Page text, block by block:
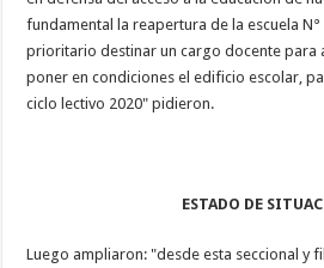
fundamental la reapertura de la escuela
prioritario destinar un cargo docente para
poner en condiciones el edificio escolar,
ciclo lectivo 2020" pidieron.
ESTADO DE
Luego ampliaron: "desde esta seccional y